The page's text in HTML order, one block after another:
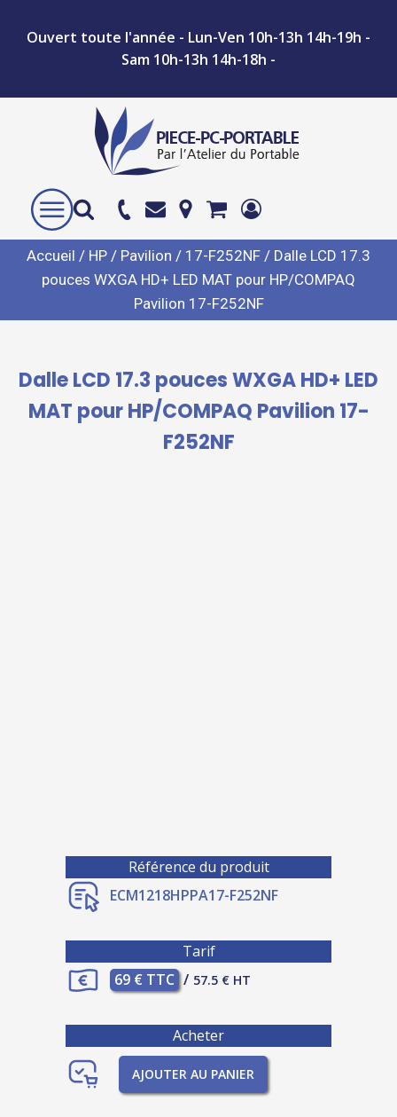
Ouvert toute l'année - Lun-Ven 10h-13h 14h-19h -
Sam 10h-13h 14h-18h -
Accueil / HP / Pavilion / 17-F252NF / Dalle LCD 17.3
pouces WXGA HD+ LED MAT pour HP/COMPAQ
Pavilion 17-F252NF
Dalle LCD 17.3 pouces WXGA HD+ LED
MAT pour HP/COMPAQ Pavilion 17-
F252NF
Référence du produit
ECM1218HPPA17-F252NF
Tarif
69 € TTC / 57.5 € HT
Acheter
AJOUTER AU PANIER